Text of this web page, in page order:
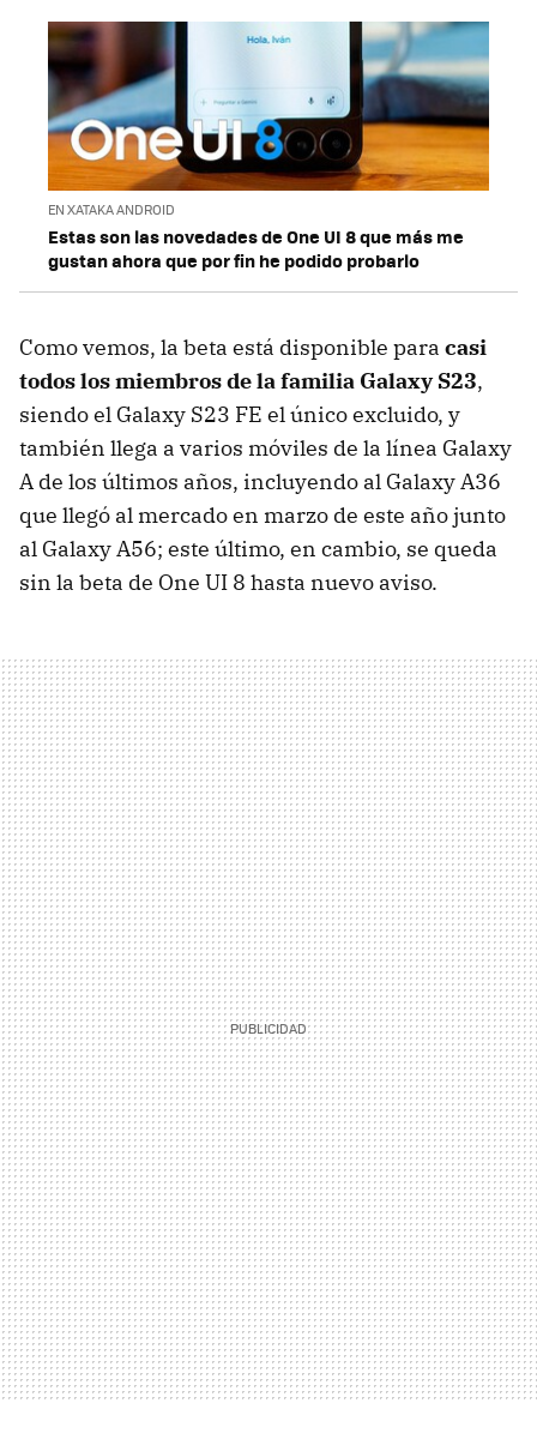
EN XATAKA ANDROID
Estas son las novedades de One UI 8 que más me
gustan ahora que por fin he podido probarlo
Como vemos, la beta está disponible para casi
todos los miembros de la familia Galaxy S23,
siendo el Galaxy S23 FE el único excluido, y
también llega a varios móviles de la línea Galaxy
A de los últimos años, incluyendo al Galaxy A36
que llegó al mercado en marzo de este año junto
al Galaxy A56; este último, en cambio, se queda
sin la beta de One UI 8 hasta nuevo aviso.